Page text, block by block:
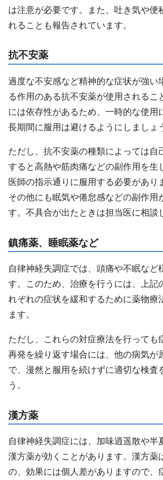
は注意が必要です。また、吐き気や便
れることも報告されています。
抗不安薬
過度な不安感など精神的な症状が強い
る作用のある抗不安薬が使用されるこ
には依存性があるため、一時的な使用
長期間に服用は避けるようにしましょ
ただし、抗不安薬の種類によっては自
すると高熱や筋肉痛などの副作用を生
医師の指示通りに服用する必要があり
その他にも眠気や倦怠感などの副作用
す。不具合が出たときは担当医に相談
鎮痛薬、睡眠薬など
自律神経失調症では、頭痛や不眠など
す。このため、治療を行うには、上記
れぞれの症状を緩和するために薬物療
ます。
ただし、これらの対症療法を行っても
再発を繰り返す場合には、他の病気が
で、漫然と服用を続けずに適切な検査
う。
漢方薬
自律神経失調症には、加味逍遥散や半
漢方薬が効くことがあります。漢方薬
の、効果には個人差がありますので、